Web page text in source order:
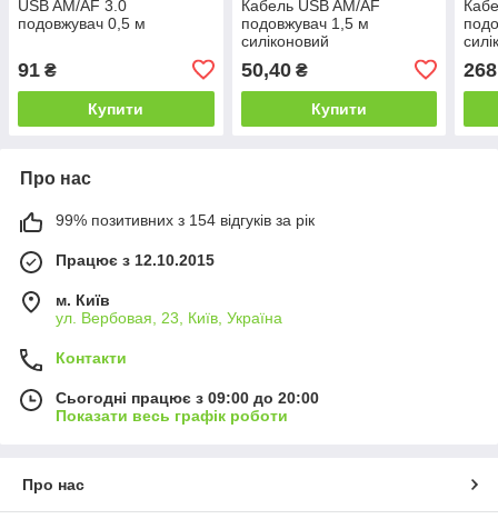
USB AM/AF 3.0
подовжувач 0,5 м
91 ₴
Купити
Кабель USB AM/AF
подовжувач 1,5 м
силіконовий
50,40₴
Купити
Про нас
99% позитивних з 154 відгуків за рік
Працює з 12.10.2015
м. Київ
ул. Вербовая, 23, Київ, Україна
Контакти
Сьогодні працює з 09:00 до 20:00
Показати весь графік роботи
Про нас